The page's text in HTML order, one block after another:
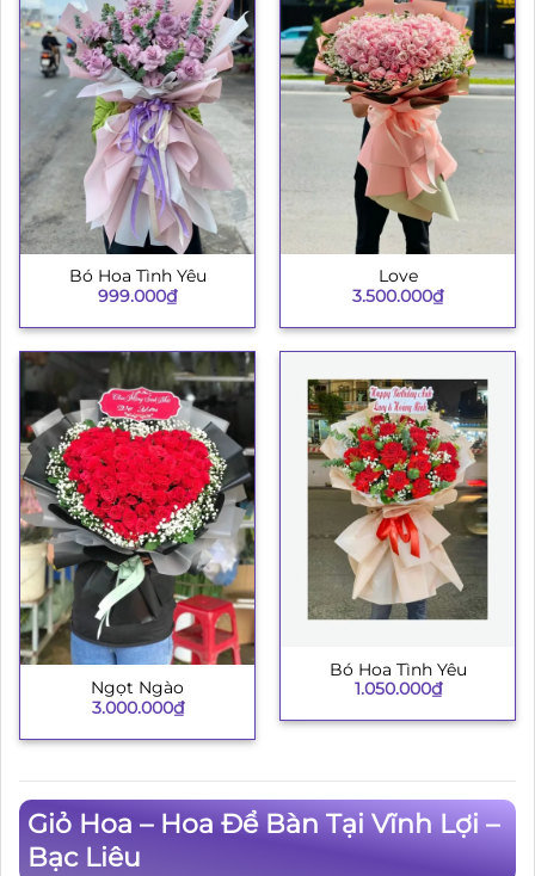
Bó Hoa Tình Yêu
999.000₫
Love
3.500.000₫
Ngọt Ngào
3.000.000₫
Bó Hoa Tình Yêu
1.050.000₫
Giỏ Hoa – Hoa Để Bàn Tại Vĩnh Lợi –
Bạc Liêu